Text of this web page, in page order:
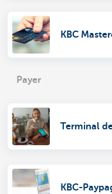
KBC
Payer
Terminal
KBC-